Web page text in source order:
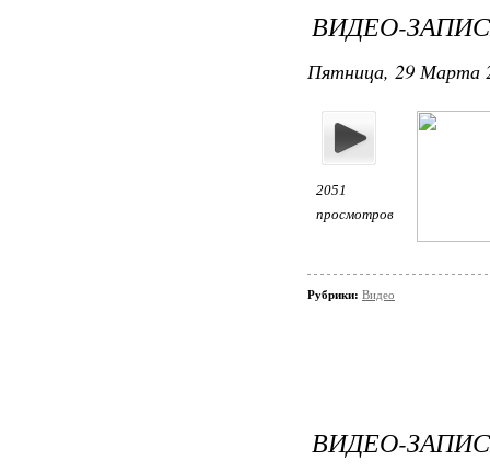
ВИДЕО-
Пятница, 29 Марта
2051
просмотров
Рубрики: Видео
ВИДЕО-